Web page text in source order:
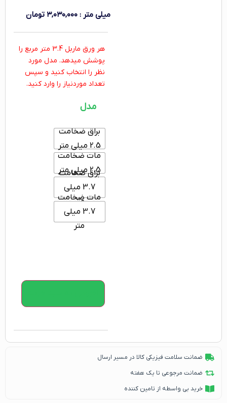
میلی متر :۳,۰۳۰,۰۰۰ تومان
هر ورق ماربل 3.4 متر مربع را
پوشش میدهد. مدل مورد
نظر را انتخاب کنید و سپس
تعداد موردنیاز را وارد کنید.
مدل
براق ضخامت
2.5 میلی متر
مات ضخامت
2.5 میلی متر
براق ضخامت
3.7 میلی
متر
مات ضخامت
3.7 میلی
متر
ضمانت سلامت فیزیکی کالا در مسیر ارسال
ضمانت مرجوعی تا یک هفته
خرید بی واسطه از تامین کننده